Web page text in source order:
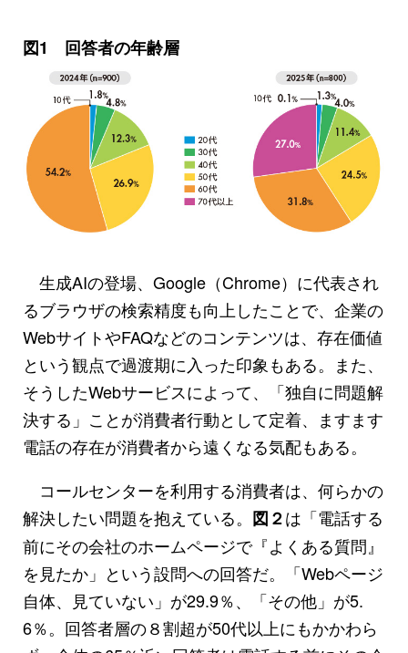
図1 回答者の年齢層
生成AIの登場、Google（Chrome）に代表され
るブラウザの検索精度も向上したことで、企業の
WebサイトやFAQなどのコンテンツは、存在価値
という観点で過渡期に入った印象もある。また、
そうしたWebサービスによって、「独自に問題解
決する」ことが消費者行動として定着、ますます
電話の存在が消費者から遠くなる気配もある。
コールセンターを利用する消費者は、何らかの
解決したい問題を抱えている。 図２は「電話する
前にその会社のホームページで『よくある質問』
を見たか」という設問への回答だ。「Webページ
自体、見ていない」が29.9％、「その他」が5.
6％。回答者層の８割超が50代以上にもかかわら